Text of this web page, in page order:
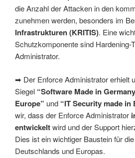
die Anzahl der Attacken in den
zunehmen werden, besonders im
Infrastrukturen (KRITIS). Eine
Schutzkomponente sind Hardening-
Administrator.
➡ Der Enforce Administrator erhielt
Siegel “Software Made in
Europe” und “IT Security made in
wir, dass der Enforce Administrator
entwickeltwird und der Support
Dies ist ein wichtiger Baustein für die
Deutschlands und Europas.